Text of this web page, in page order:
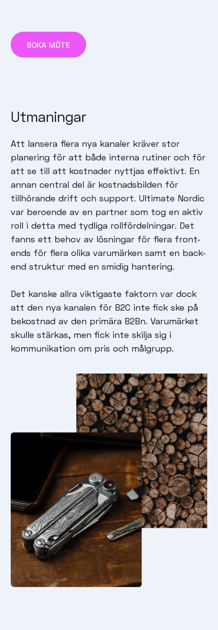
BOKA MÖTE
Utmaningar
Att lansera flera nya kanaler kräver stor
planering för att både interna rutiner och för
att se till att kostnader nyttjas effektivt. En
annan central del är kostnadsbilden för
tillhörande drift och support. Ultimate Nordic
var beroende av en partner som tog en aktiv
roll i detta med tydliga rollfördelningar. Det
fanns ett behov av lösningar för flera front-
ends för flera olika varumärken samt en back-
end struktur med en smidig hantering.
Det kanske allra viktigaste faktorn var dock
att den nya kanalen för B2C inte fick ske på
bekostnad av den primära B2Bn. Varumärket
skulle stärkas, men fick inte skilja sig i
kommunikation om pris och målgrupp.